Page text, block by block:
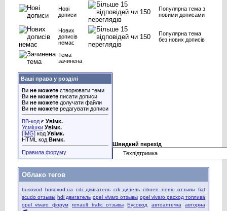
Нові
дописи
Популярна тема з
новими дописами
Нових
дописів
немає
Популярна тема
без нових дописів
Тема
зачинена
Ваші права у розділі
Ви не можете створювати теми
Ви не можете писати дописи
Ви не можете долучати файли
Ви не можете редагувати дописи
BB-код є Увімк.
Усмішки Увімк.
[IMG] код Увімк.
HTML код Вимк.
Правила форуму
Швидкий перехід
Облако тегов
busovod busovod.ua cdi двигатель cdi дизель citroen nemo отзывы fiat
scudo отзывы hdi двигатель opel vivaro отзывы opel vivaro расход топлива
opel vivaro форум
renault trafic отзывы Бусовод автоаптечка авториа